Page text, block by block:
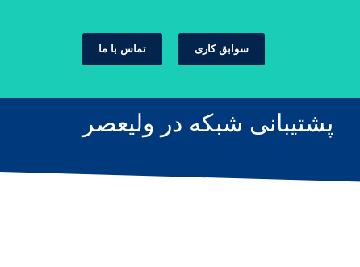
سوابق کاری تماس با ما
پشتیبانی شبکه در ولیعصر